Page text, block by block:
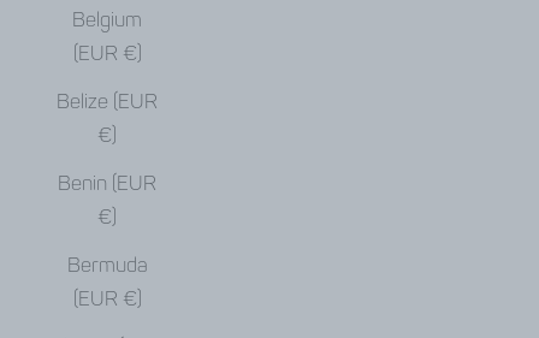
Belgium
(EUR €)
Belize (EUR
€)
Benin (EUR
€)
Bermuda
(EUR €)